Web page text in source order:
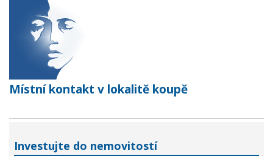
Místní kontakt v lokalitě koupě
Investujte do nemovitostí